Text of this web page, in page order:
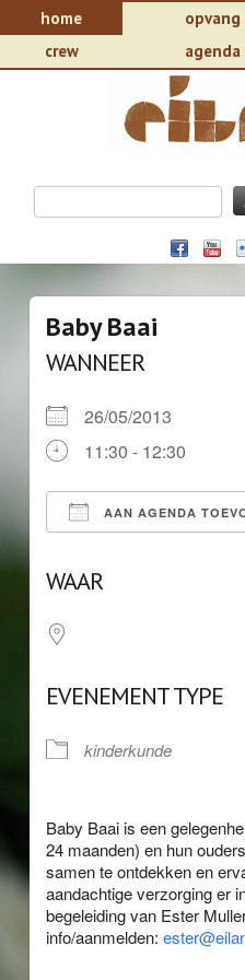
home opvang
crew
agenda
Baby Baai
WANNEER
26/05/2013
11:30 - 12:30
AAN AGENDA
WAAR
EVENEMENT TYPE
kinderkunde
Baby Baai is een
24 maanden) en hun
samen te ontdekken en
aandachtige verzorging er
begeleiding van Ester
info/aanmelden: